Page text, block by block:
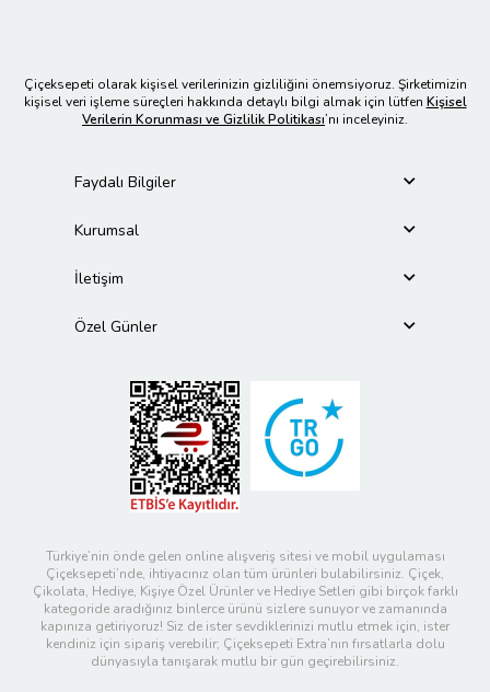
Çiçeksepeti olarak kişisel verilerinizin gizliliğini önemsiyoruz. Şirketimizin
kişisel veri işleme süreçleri hakkında detaylı bilgi almak için lütfen Kişisel
Verilerin Korunması ve Gizlilik Politikası’nı inceleyiniz.
Faydalı Bilgiler
Kurumsal
İletişim
Özel Günler
Türkiye’nin önde gelen online alışveriş sitesi ve mobil uygulaması
Çiçeksepeti’nde, ihtiyacınız olan tüm ürünleri bulabilirsiniz. Çiçek,
Çikolata, Hediye, Kişiye Özel Ürünler ve Hediye Setleri gibi birçok farklı
kategoride aradığınız binlerce ürünü sizlere sunuyor ve zamanında
kapınıza getiriyoruz! Siz de ister sevdiklerinizi mutlu etmek için, ister
kendiniz için sipariş verebilir; Çiçeksepeti Extra’nın fırsatlarla dolu
dünyasıyla tanışarak mutlu bir gün geçirebilirsiniz.